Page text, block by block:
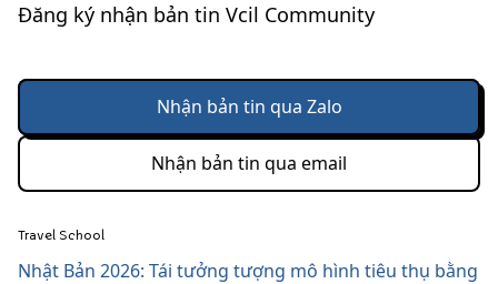
Đăng ký nhận bản tin Vcil Community
Nhận bản tin qua Zalo
Nhận bản tin qua email
Travel School
Nhật Bản 2026: Tái tưởng tượng mô hình tiêu thụ bằng